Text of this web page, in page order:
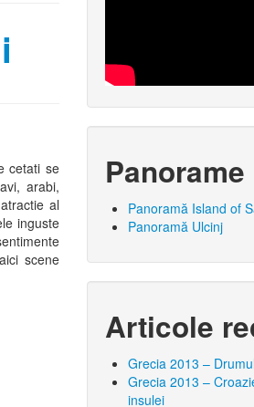
cetati se
arabi,
al
inguste
scene
Panorame
Panoramă Island of
Panoramă Ulcinj
Articole
Grecia 2013 –
Grecia 2013 –
insulei